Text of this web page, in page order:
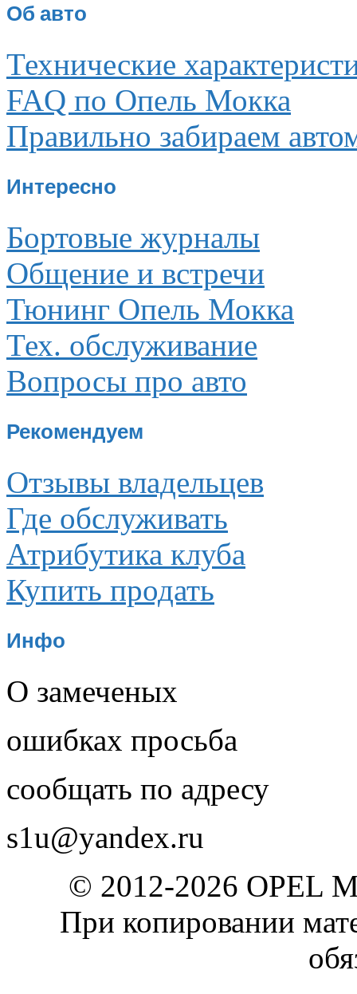
Об авто
Технические
FAQ по Опель Мокка
Правильно забираем
Интересно
Бортовые журналы
Общение и встречи
Тюнинг Опель Мокка
Тех. обслуживание
Вопросы про авто
Рекомендуем
Отзывы владельцев
Где обслуживать
Атрибутика клуба
Купить продать
Инфо
О замеченых
ошибках просьба
сообщать по адресу
s1u@yandex.ru
© 2012-2026 OPEL
При копировании